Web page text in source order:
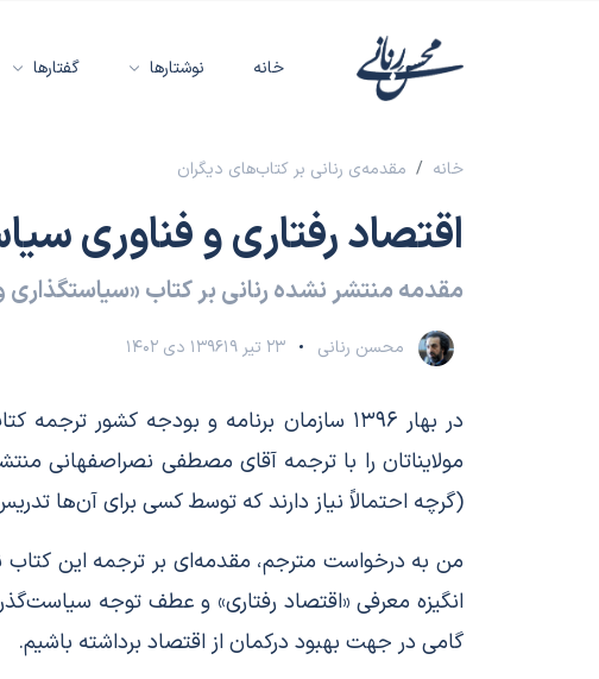
خانه نوشتارها گفتارها
خانه مقدمه‌ی رنانی بر کتاب‌های دیگران
اقتصاد رفتاری و فناوری
مقدمه منتشر نشده رنانی بر کتاب
محسن رنانی ۲۳ تیر ۱۳۹۶ ۱۹ دی ۱۴۰۲
در بهار ۱۳۹۶ سازمان برنامه و بودجه
مولایناتان را با ترجمه آقای مصطفی نصراصفهانی
(گرچه احتمالاً نیاز دارند که توسط کسی برای آن‌ها
من به درخواست مترجم، مقدمه‌ای بر ترجمه این کتاب
انگیزه معرفی «اقتصاد رفتاری» و عطف توجه
گامی در جهت بهبود درکمان از اقتصاد برداشته باشیم.